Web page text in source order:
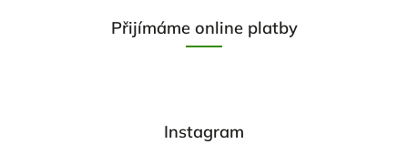
Přijímáme online platby
Instagram